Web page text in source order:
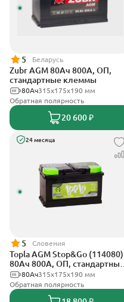
5 Беларусь
Zubr AGM 80Ач 800А, ОП,
стандартные клеммы
315x175x190 мм
80Ач
Обратная полярность
20 600 ₽
24 месяца
5 Словения
Topla AGM Stop&Go (114080)
80Ач 800А, ОП, стандартные
клеммы315x175x190 мм
80Ач
Обратная полярность